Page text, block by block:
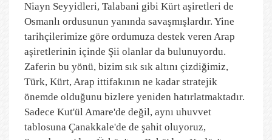
Niayn Seyyidleri, Talabani gibi Kürt aşiretleri de
Osmanlı ordusunun yanında savaşmışlardır. Yine
tarihçilerimize göre ordumuza destek veren Arap
aşiretlerinin içinde Şii olanlar da bulunuyordu.
Zaferin bu yönü, bizim sık sık altını çizdiğimiz,
Türk, Kürt, Arap ittifakının ne kadar stratejik
önemde olduğunu bizlere yeniden hatırlatmaktadır.
Sadece Kut'ül Amare'de değil, aynı uhuvvet
tablosuna Çanakkale'de de şahit oluyoruz,